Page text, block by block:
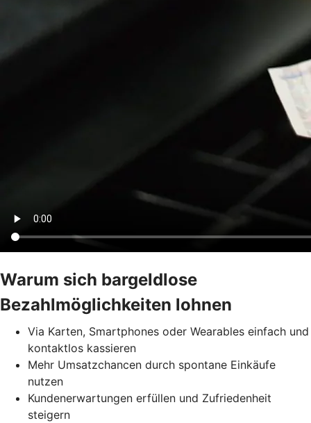
Warum sich bargeldlose
Bezahlmöglichkeiten lohnen
Via Karten, Smartphones oder Wearables einfach und
kontaktlos kassieren
Mehr Umsatzchancen durch spontane Einkäufe
nutzen
Kundenerwartungen erfüllen und Zufriedenheit
steigern